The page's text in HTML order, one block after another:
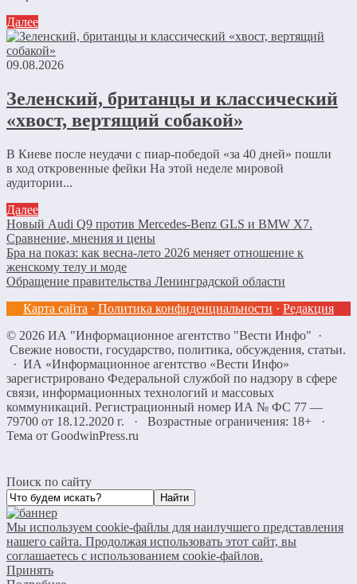
Далее
09.08.2026
Зеленский, британцы и классический
«хвост, вертящий собакой»
В Киеве после неудачи с пиар-победой «за 40 дней» пошли
в ход откровенные фейки На этой неделе мировой
аудитории...
Далее
Новый Audi Q9 против Mercedes-Benz GLS и BMW X7.
Сравнение, мнения и цены
Бра на показ: как весна-лето 2026 меняет отношение к
женскому телу и моде
Обращение правительства Ленинградской области
Карта сайта · Политика конфиденциальности · Редакция
© 2026 ИА "Информационное агентство "Вести Инфо" ·
Свежие новости, государство, политика, обсуждения, статьи.
· ИА «Информационное агентство «Вести Инфо»
зарегистрировано Федеральной службой по надзору в сфере
связи, информационных технологий и массовых
коммуникаций. Регистрационный номер ИА № ФС 77 —
79700 от 18.12.2020 г. · Возрастные ограничения: 18+
·
Тема от GoodwinPress.ru
Поиск по сайту
Мы используем cookie-файлы для наилучшего представления
нашего сайта. Продолжая использовать этот сайт, вы
соглашаетесь с использованием cookie-файлов.
Принять